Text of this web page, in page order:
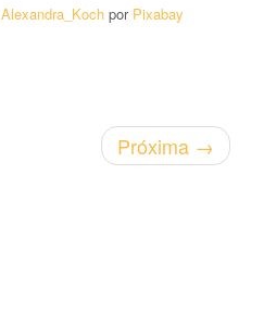
Alexandra_Koch por Pixabay
Próxima →